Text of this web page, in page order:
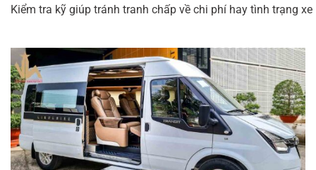
Kiểm tra kỹ giúp tránh tranh chấp về chi phí hay tình trạng